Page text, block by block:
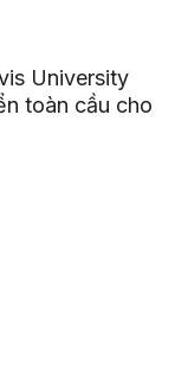
University
toàn cầu cho